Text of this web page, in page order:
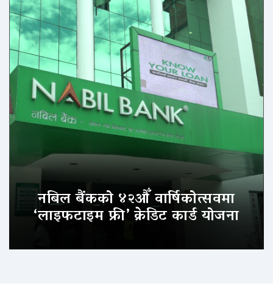
नबिल बैंकको ४२औँ वार्षिकोत्सवमा
‘लाइफटाइम फ्री’ क्रेडिट कार्ड योजना